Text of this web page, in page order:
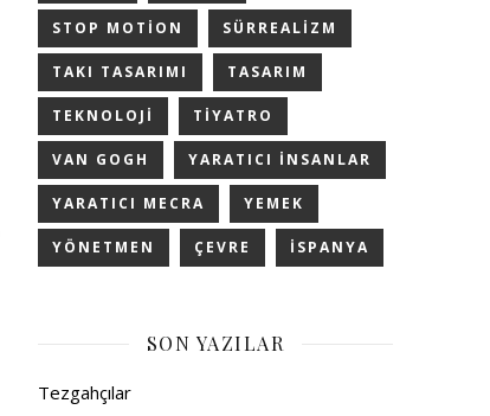
STOP MOTION SÜRREALIZM
TAKI TASARIMI TASARIM
TEKNOLOJI TIYATRO
VAN GOGH YARATICI INSANLAR
YARATICI MECRA YEMEK
YÖNETMEN ÇEVRE İSPANYA
SON YAZILAR
Tezgahçılar